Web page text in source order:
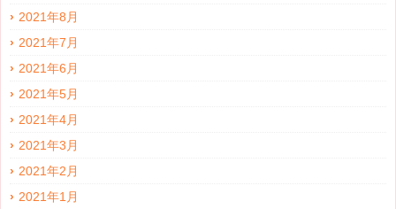
2021年8月
2021年7月
2021年6月
2021年5月
2021年4月
2021年3月
2021年2月
2021年1月